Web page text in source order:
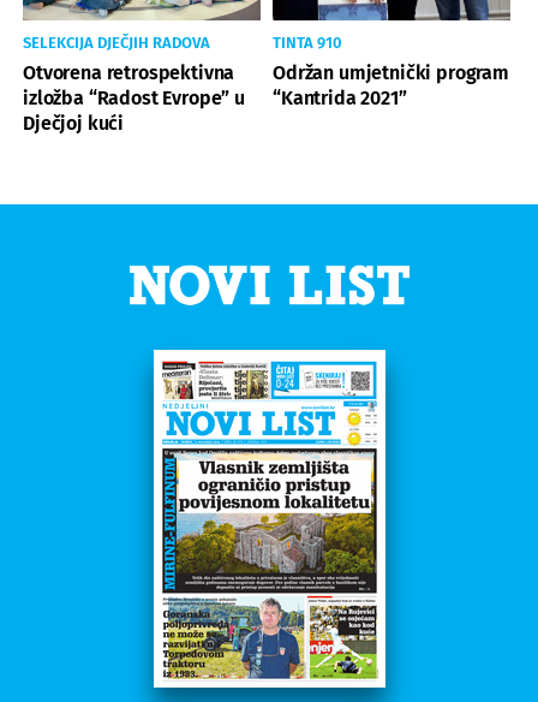
SELEKCIJA DJEČJIH RADOVA
Otvorena retrospektivna
izložba “Radost Evrope” u
Dječjoj kući
TINTA 910
Održan umjetnički program
“Kantrida 2021”